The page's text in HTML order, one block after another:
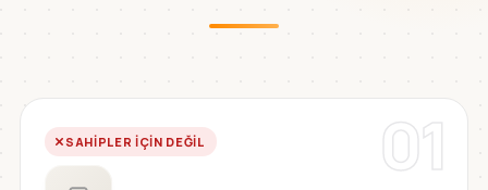
01
SAHIPLER IÇIN DEĞIL